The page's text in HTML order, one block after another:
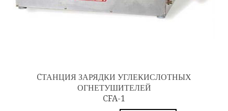
CТАНЦИЯ ЗАРЯДКИ УГЛЕКИСЛОТНЫХ
ОГНЕТУШИТЕЛЕЙ
CFA-1